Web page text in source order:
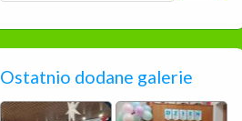
Ostatnio dodane galerie